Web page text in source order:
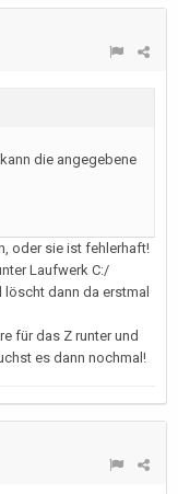
die angegebene
oder sie ist fehlerhaft!
Laufwerk C:/
dann da erstmal
für das Z runter und
es dann nochmal!